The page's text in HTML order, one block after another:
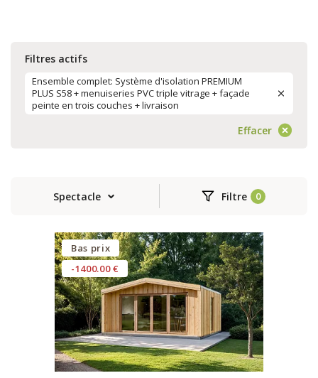
Filtres actifs
Ensemble complet: Système d'isolation PREMIUM
PLUS S58 + menuiseries PVC triple vitrage + façade
peinte en trois couches + livraison
Effacer
Spectacle Filtre
Bas prix
-1400.00 €